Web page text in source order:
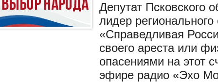
Депутат Псковского
лидер
«Справедливая
своего ареста или
опасениями на этот
эфире радио «Эхо